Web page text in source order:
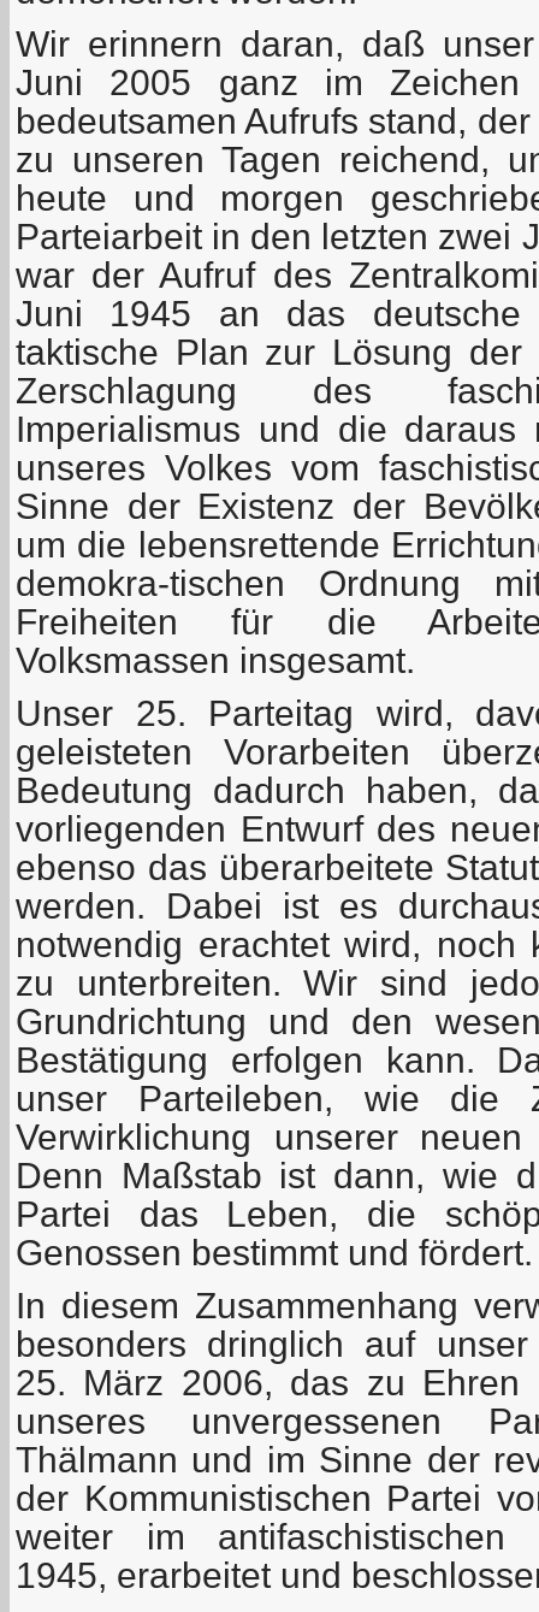
Wir erinnern daran, daß
Juni 2005 ganz im Zeichen
bedeutsamen Aufrufs stand,
zu unseren Tagen reichend,
heute und morgen
Parteiarbeit in den letzten zwei
war der Aufruf des
Juni 1945 an das deutsche
taktische Plan zur Lösung der
Zerschlagung des
Imperialismus und die daraus
unseres Volkes vom
Sinne der Existenz der
um die lebensrettende
demokra-tischen Ordnung
Freiheiten für die
Volksmassen insgesamt.
Unser 25. Parteitag wird,
geleisteten Vorarbeiten
Bedeutung dadurch haben,
vorliegenden Entwurf des
ebenso das überarbeitete
werden. Dabei ist es
notwendig erachtet wird, noch
zu unterbreiten. Wir sind
Grundrichtung und den
Bestätigung erfolgen kann.
unser Parteileben, wie die
Verwirklichung unserer
Denn Maßstab ist dann, wie
Partei das Leben, die
Genossen bestimmt und fördert.
In diesem Zusammenhang
besonders dringlich auf
25. März 2006, das zu Ehren
unseres unvergessenen
Thälmann und im Sinne der
der Kommunistischen Partei
weiter im antifaschistischen
1945, erarbeitet und